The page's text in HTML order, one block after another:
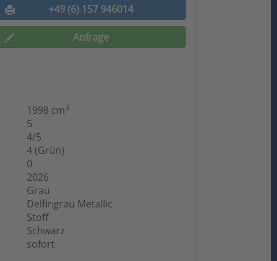
+49 (6) 157 946014
Anfrage
1998 cm3
5
4/5
4 (Grün)
0
2026
Grau
Delfingrau Metallic
Stoff
Schwarz
sofort